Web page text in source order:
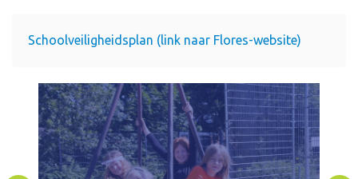
Schoolveiligheidsplan (link naar Flores-website)